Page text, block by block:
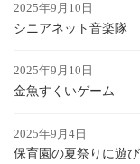
2025年9月10日
シニアネット音楽隊
2025年9月10日
金魚すくいゲーム
2025年9月4日
保育園の夏祭りに遊